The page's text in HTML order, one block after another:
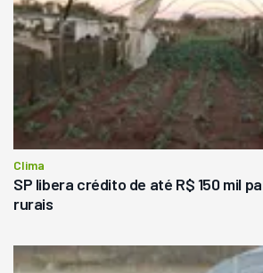
Clima
SP libera crédito de até R$ 150 mil
rurais